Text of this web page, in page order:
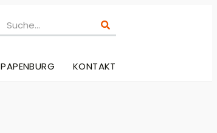
PAPENBURG KONTAKT